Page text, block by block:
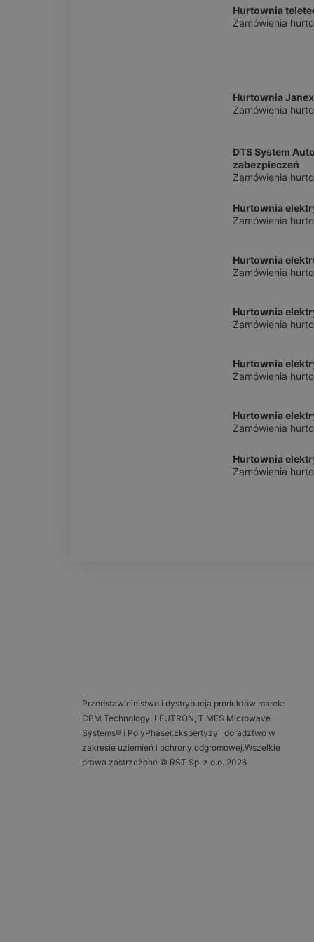
Hurtownia
Zamówienia
Hurtownia
Zamówienia
DTS System
zabezpieczeń
Zamówienia
Hurtownia
Zamówienia
Hurtownia
Zamówienia
Hurtownia
Zamówienia
Hurtownia
Zamówienia
Hurtownia
Zamówienia
Hurtownia
Zamówienia
Przedstawicielstwo i dystrybucja produktów marek:
CBM Technology, LEUTRON, TIMES Microwave
Systems® i PolyPhaser.Ekspertyzy i doradztwo w
zakresie uziemień i ochrony odgromowej.Wszelkie
prawa zastrzeżone © RST Sp. z o.o. 2026